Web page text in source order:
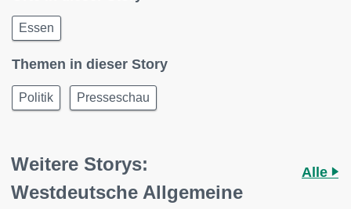
Essen
Themen in dieser Story
Politik Presseschau
Weitere Storys:
Westdeutsche Allgemeine
Alle